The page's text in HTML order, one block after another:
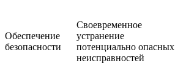
Обеспечение
безопасности
Своевременное
устранение
потенциально опасных
неисправностей